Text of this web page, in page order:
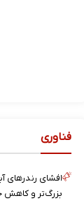
فناوری
بزرگ‌تر و کاهش